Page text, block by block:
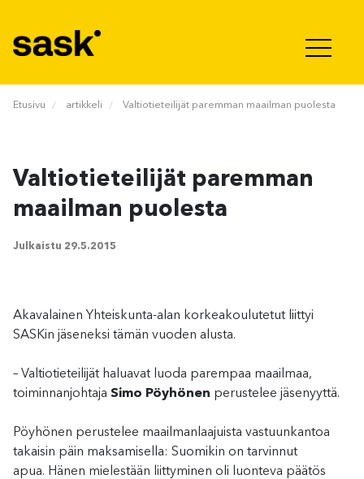
Etusivu artikkeli Valtiotieteilijät paremman maailman puolesta
Valtiotieteilijät paremman
maailman puolesta
Julkaistu 29.5.2015
Akavalainen Yhteiskunta-alan korkeakoulutetut liittyi
SASKin jäseneksi tämän vuoden alusta.
– Valtiotieteilijät haluavat luoda parempaa maailmaa,
toiminnanjohtaja Simo Pöyhönen perustelee jäsenyyttä.
Pöyhönen perustelee maailmanlaajuista vastuunkantoa
takaisin päin maksamisella: Suomikin on tarvinnut
apua. Hänen mielestään liittyminen oli luonteva päätös